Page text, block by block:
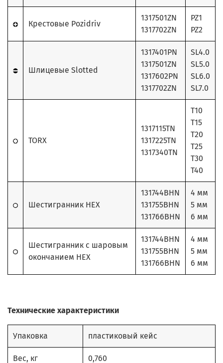
Крестовые Pozidriv
1317501ZN
1317702ZN
PZ1
PZ2
Шлицевые Slotted
1317401PN
1317501ZN
1317602PN
1317702ZN
SL4.0
SL5.0
SL6.0
SL7.0
TORX
1317115TN
1317225TN
1317340TN
T10
T15
T20
T25
T30
T40
Шестигранник HEX
131744BHN
131755BHN
131766BHN
4 мм
5 мм
6 мм
Шестигранник с шаровым
окончанием HEX
131744BHN
131755BHN
131766BHN
4 мм
5 мм
6 мм
Технические характеристики
Упаковка пластиковый кейс
Вес, кг 0,760